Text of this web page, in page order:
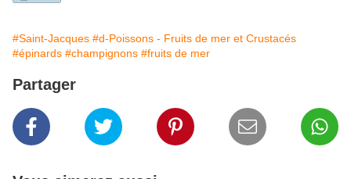
#Saint-Jacques #d-Poissons - Fruits de mer et Crustacés
#épinards #champignons #fruits de mer
Partager